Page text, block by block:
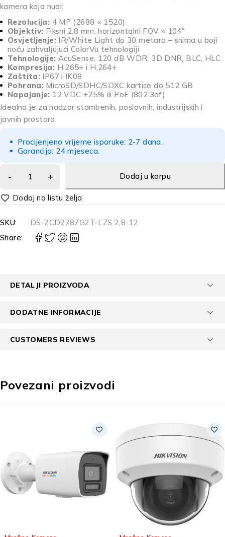
kamera koja nudi:
Rezolucija: 4 MP (2688 × 1520)
Objektiv: Fiksni 2.8 mm, horizontalni FOV ≈ 104°
Osvjetljenje:IR/White Light do 30 metara – snima u boji
noću zahvaljujući ColorVu tehnologiji
Tehnologije: AcuSense, 120 dB WDR, 3D DNR, BLC, HLC
Kompresija: H.265+ i H.264+
Zaštita: IP67 i IK08
Pohrana: MicroSD/SDHC/SDXC kartice do 512 GB
Napajanje: 12 VDC ±25% ili PoE (802.3af)
Idealna je za nadzor stambenih, poslovnih, industrijskih i
javnih prostora.
Procijenjeno vrijeme isporuke: 2-7 dana.
Garancija: 24 mjeseca.
Dodaj u korpu
Alternative:
SKU:
DS-2CD2787G2T-LZS 2,8-12
Share:
DETALJI PROIZVODA
DODATNE INFORMACIJE
CUSTOMERS REVIEWS
Povezani proizvodi